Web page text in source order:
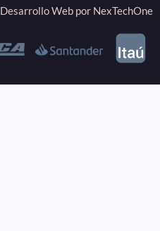
Desarrollo Web por NexTechOne